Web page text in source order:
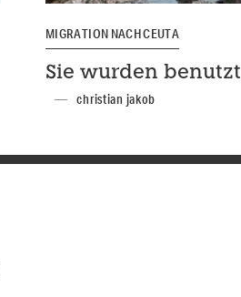
MIGRATION NACH CEUTA
Sie wurden benutzt
christian jakob